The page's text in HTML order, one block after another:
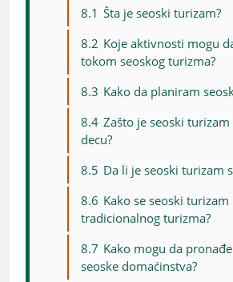
8.1 Šta je seoski turizam?
8.2 Koje aktivnosti mogu
tokom seoskog turizma?
8.3 Kako da planiram
8.4 Zašto je seoski
decu?
8.5 Da li je seoski turizam
8.6 Kako se seoski
tradicionalnog turizma?
8.7 Kako mogu da
seoske domaćinstva?